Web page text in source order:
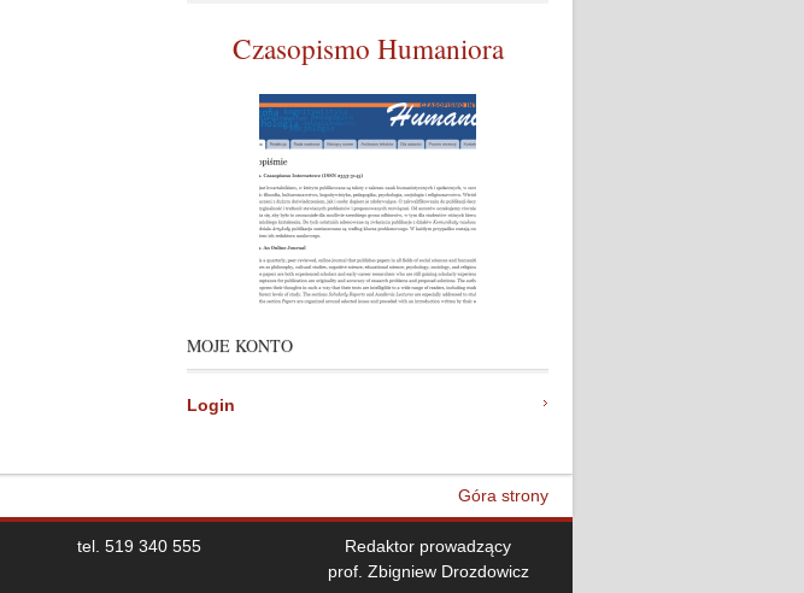
Czasopismo Humaniora
MOJE KONTO
Login
Góra strony
tel. 519 340 555
Redaktor prowadzący
prof. Zbigniew Drozdowicz